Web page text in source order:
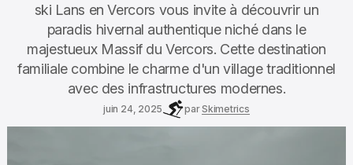
ski Lans en Vercors vous invite à découvrir un
paradis hivernal authentique niché dans le
majestueux Massif du Vercors. Cette destination
familiale combine le charme d'un village traditionnel
avec des infrastructures modernes.
juin 24, 2025 parSkimetrics